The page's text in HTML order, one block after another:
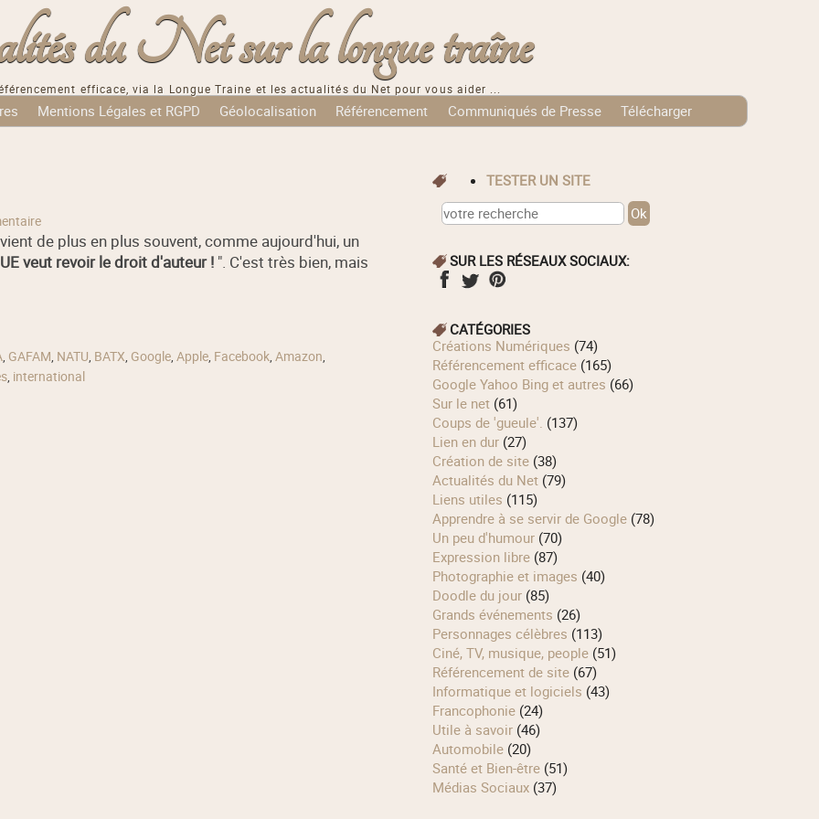
du Net sur la longue traîne
efficace, via la Longue Traine et les actualités du Net pour vous aider ...
Mentions Légales et RGPD Géolocalisation Référencement Communiqués de Presse
Télécharger
de plus en plus souvent, comme aujourd'hui, un
veut revoir le droit d'auteur !". C'est très bien, mais
, GAFAM, NATU, BATX, Google, Apple, Facebook, Amazon,
, international
TESTER UN SITE
SUR LES RÉSEAUX SOCIAUX:
CATÉGORIES
Créations Numériques (74)
Référencement efficace(165)
Google Yahoo Bing et autres (66)
Sur le net(61)
Coups de 'gueule'. (137)
Lien en dur(27)
Création de site(38)
Actualités du Net(79)
Liens utiles (115)
Apprendre à se servir de Google(78)
Un peu d'humour(70)
Expression libre(87)
Photographie et images (40)
Doodle du jour(85)
Grands événements (26)
Personnages célèbres (113)
Ciné, TV, musique, people(51)
Référencement de site(67)
Informatique et logiciels (43)
Francophonie(24)
Utile à savoir(46)
Automobile(20)
Santé et Bien-être(51)
Médias Sociaux(37)